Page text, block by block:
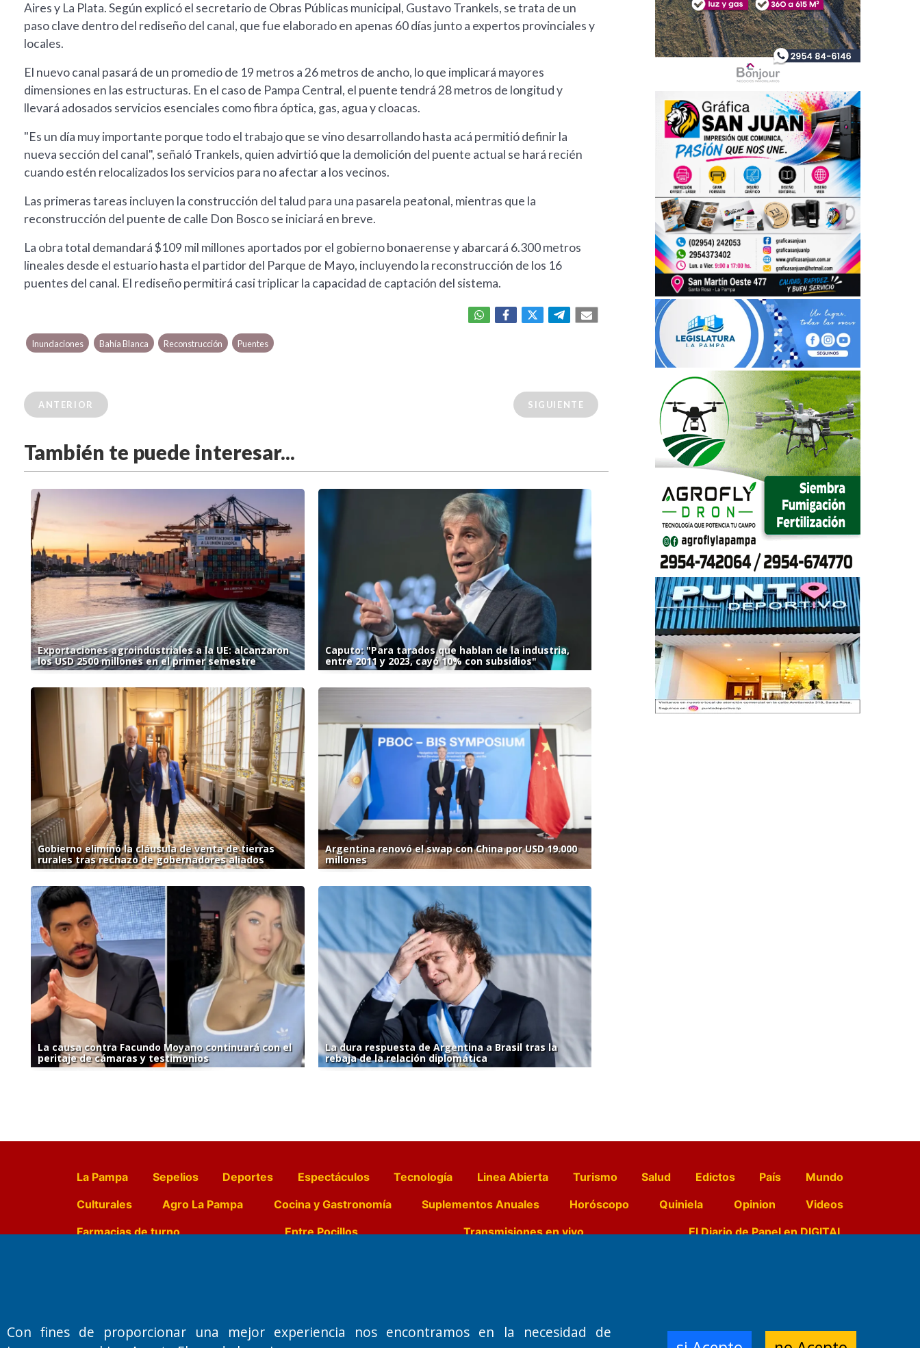
Aires y La Plata. Según explicó el secretario de Obras Públicas municipal, Gustavo Trankels, se trata de un
paso clave dentro del rediseño del canal, que fue elaborado en apenas 60 días junto a expertos provinciales y
locales.
El nuevo canal pasará de un promedio de 19 metros a 26 metros de ancho, lo que implicará mayores
dimensiones en las estructuras. En el caso de Pampa Central, el puente tendrá 28 metros de longitud y
llevará adosados servicios esenciales como fibra óptica, gas, agua y cloacas.
"Es un día muy importante porque todo el trabajo que se vino desarrollando hasta acá permitió definir la
nueva sección del canal", señaló Trankels, quien advirtió que la demolición del puente actual se hará recién
cuando estén relocalizados los servicios para no afectar a los vecinos.
Las primeras tareas incluyen la construcción del talud para una pasarela peatonal, mientras que la
reconstrucción del puente de calle Don Bosco se iniciará en breve.
La obra total demandará $109 mil millones aportados por el gobierno bonaerense y abarcará 6.300 metros
lineales desde el estuario hasta el partidor del Parque de Mayo, incluyendo la reconstrucción de los 16
puentes del canal. El rediseño permitirá casi triplicar la capacidad de captación del sistema.
Inundaciones Bahía Blanca Reconstrucción Puentes
ANTERIOR SIGUIENTE
También te puede interesar...
Exportaciones agroindustriales a la UE: alcanzaron
los USD 2500 millones en el primer semestre
Caputo: "Para tarados que hablan de la industria,
entre 2011 y 2023, cayó 10% con subsidios"
Gobierno eliminó la cláusula de venta de tierras
rurales tras rechazo de gobernadores aliados
Argentina renovó el swap con China por USD 19.000
millones
La causa contra Facundo Moyano continuará con el
peritaje de cámaras y testimonios
La dura respuesta de Argentina a Brasil tras la
rebaja de la relación diplomática
La Pampa Sepelios Deportes Espectáculos Tecnología Linea Abierta Turismo Salud Edictos País
Mundo
Culturales
Agro La Pampa Cocina y Gastronomía Suplementos Anuales Horóscopo Quiniela Opinion
Videos
Farmacias de turno
Entre Pocillos Transmisiones en vivo El Diario de Papel en DIGITAL
Primera edición: Domingo 3 de Mayo de 1992
Miembro de ADIRA,ADEPA y CPPAL
Santa Rosa, La Pampa.
Número de Registro DNDA:
Dr. Jorge Ricardo Nemesio
Redacción, Administración,
Con fines de proporcionar una mejor experiencia nos encontramos en la necesidad de